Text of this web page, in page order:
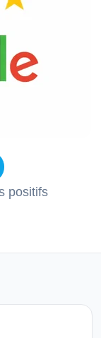
positifs